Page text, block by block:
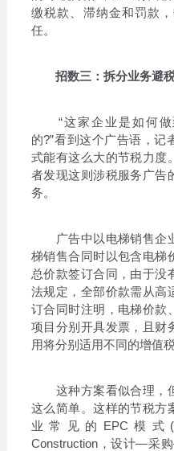
缴税款、滞纳金和罚款
任。
招数三：拆分业务避
“这家企业是如何做
的?”看到这个广告语，记
式能有这么大的节税力度
者发现这则涉税服务广告
务。
广告中以电梯销售企
梯销售合同时以包含电梯
总价款签订合同，由于没
法规定，全部价款需从高
订合同时注明，电梯价款
项目分别开具发票，且财
用将分别适用不同的增值
这种方案看似合理，
这么简单。这样的节税方
业常见的EPC模式
Construction，设计—采